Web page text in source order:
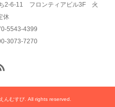
2-6-11 フロンティアビル3F 火
休
5543-4399
3073-7270
むすび. All rights reserved.